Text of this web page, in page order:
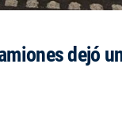
dejó